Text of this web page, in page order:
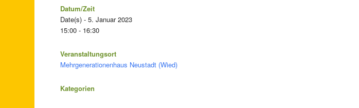
Datum/Zeit
Date(s) - 5. Januar 2023
15:00 - 16:30
Veranstaltungsort
Mehrgenerationenhaus Neustadt (Wied)
Kategorien